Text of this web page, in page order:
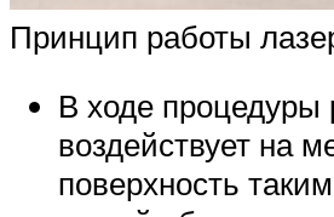
Принцип работы
В ходе процедуры
воздействует на
поверхность